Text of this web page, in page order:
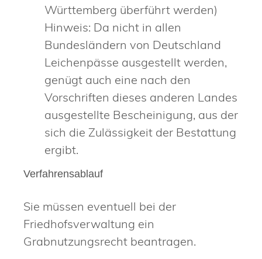
Württemberg überführt werden)
Hinweis: Da nicht in allen
Bundesländern von Deutschland
Leichenpässe ausgestellt werden,
genügt auch eine nach den
Vorschriften dieses anderen Landes
ausgestellte Bescheinigung, aus der
sich die Zulässigkeit der Bestattung
ergibt.
Verfahrensablauf
Sie müssen eventuell bei der
Friedhofsverwaltung ein
Grabnutzungsrecht beantragen.